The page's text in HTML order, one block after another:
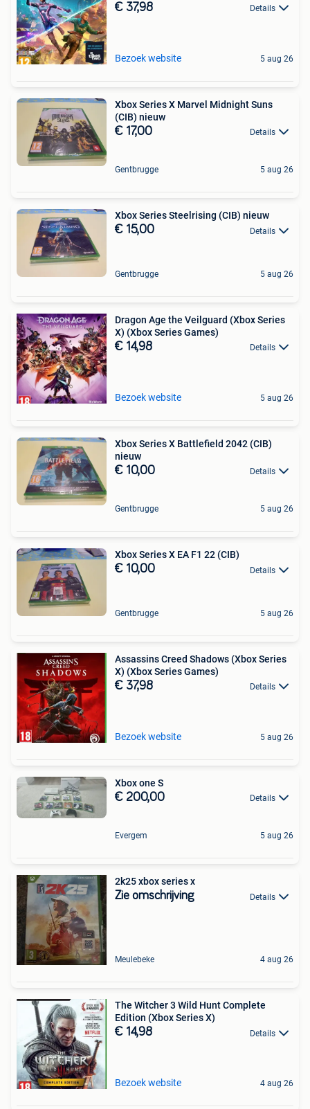
€ 37,98 Details
Bezoek website 5 aug 26
Xbox Series X Marvel Midnight Suns
(CIB) nieuw
€ 17,00 Details
Gentbrugge 5 aug 26
Xbox Series Steelrising (CIB) nieuw
€ 15,00 Details
Gentbrugge 5 aug 26
Dragon Age the Veilguard (Xbox Series
X) (Xbox Series Games)
€ 14,98 Details
Bezoek website 5 aug 26
Xbox Series X Battlefield 2042 (CIB)
nieuw
€ 10,00 Details
Gentbrugge 5 aug 26
Xbox Series X EA F1 22 (CIB)
€ 10,00 Details
Gentbrugge 5 aug 26
Assassins Creed Shadows (Xbox Series
X) (Xbox Series Games)
€ 37,98 Details
Bezoek website 5 aug 26
Xbox one S
€ 200,00 Details
Evergem 5 aug 26
2k25 xbox series x
Zie omschrijving Details
Meulebeke 4 aug 26
The Witcher 3 Wild Hunt Complete
Edition (Xbox Series X)
€ 14,98 Details
Bezoek website 4 aug 26